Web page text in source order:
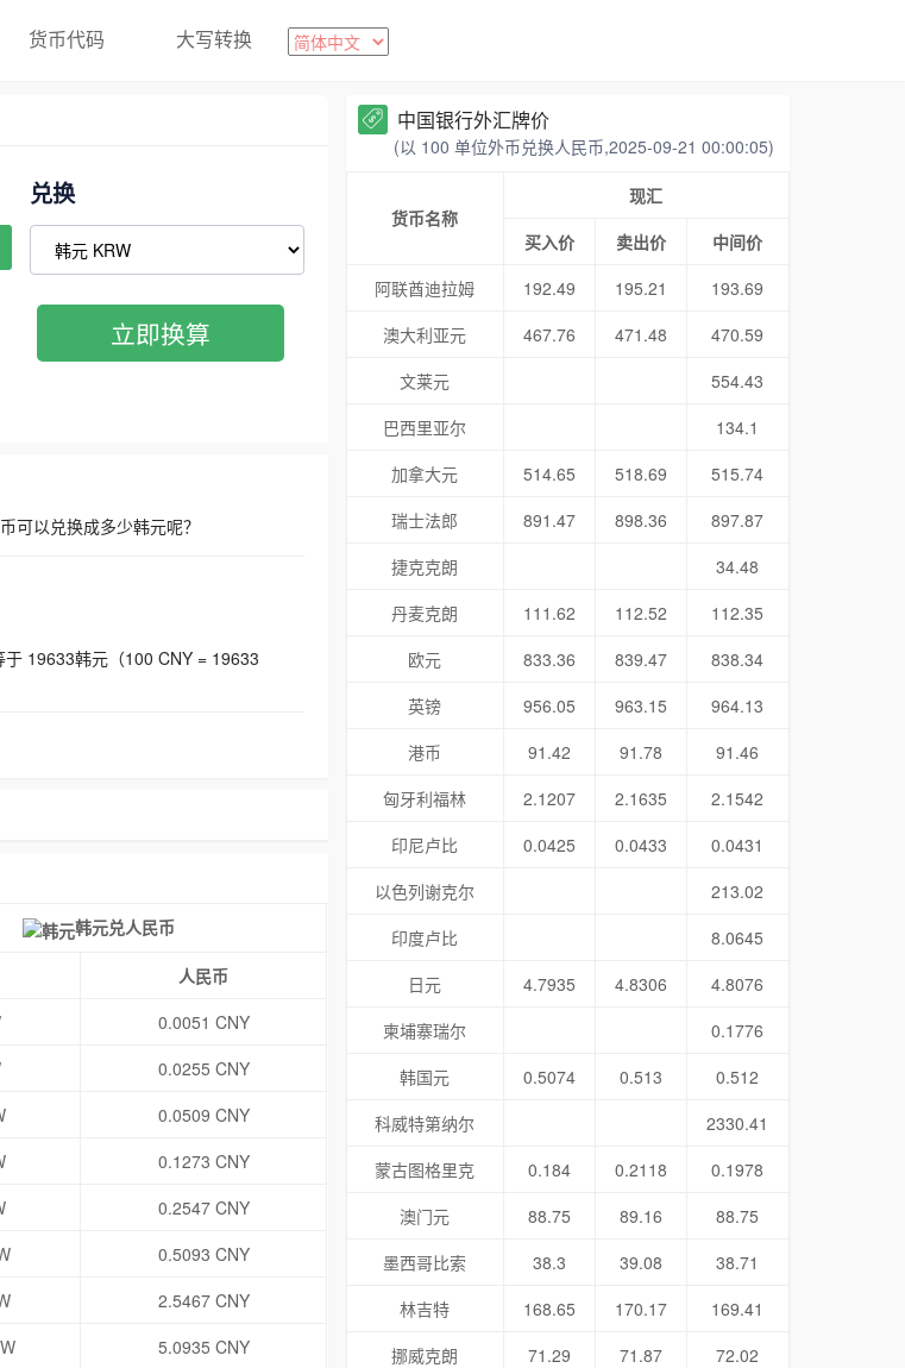
货币代码 大写转换
兑换
立即换算
可以兑换成多少韩元呢？
19633韩元（100 CNY = 19633
韩元兑人民币
人民币
0.0051 CNY
0.0255 CNY
0.0509 CNY
0.1273 CNY
0.2547 CNY
0.5093 CNY
2.5467 CNY
5.0935 CNY
中国银行外汇牌价
(以 100 单位外币兑换人民币,2025-09-21 00:00:05)
货币名称
现汇
买入价
卖出价
中间价
阿联酋迪拉姆
192.49 195.21
193.69
澳大利亚元
467.76 471.48
470.59
文莱元
554.43
巴西里亚尔
134.1
加拿大元
514.65 518.69
515.74
瑞士法郎
891.47 898.36
897.87
捷克克朗
34.48
丹麦克朗
111.62 112.52
112.35
欧元
833.36 839.47
838.34
英镑
956.05 963.15
964.13
港币
91.42 91.78
91.46
匈牙利福林
2.1207 2.1635
2.1542
印尼卢比
0.0425 0.0433
0.0431
以色列谢克尔
213.02
印度卢比
8.0645
日元
4.7935 4.8306
4.8076
柬埔寨瑞尔
0.1776
韩国元
0.5074 0.513
0.512
科威特第纳尔
2330.41
蒙古图格里克
0.184 0.2118
0.1978
澳门元
88.75 89.16
88.75
墨西哥比索
38.3 39.08
38.71
林吉特
168.65 170.17
169.41
挪威克朗
71.29 71.87
72.02